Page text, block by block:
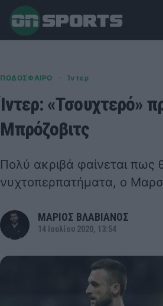
ΠΟΔΟΣΦΑΙΡΟ · Ίντερ
Ίντερ: «Τσουχτερό»
Μπρόζοβιτς
Πολύ ακριβά φαίνεται πως
νυχτοπερπατήματα, ο
ΜΑΡΙΟΣ ΒΛΑΒΙΑΝΟΣ
14 Ιουλίου 2020, 13:54